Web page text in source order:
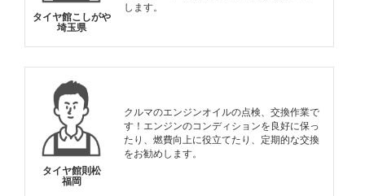
タイヤ館こしがや
埼玉県
します。
タイヤ館則松
福岡
クルマのエンジンオイルの点検、交換作業で
す！エンジンのコンディションを良好に保っ
たり、燃費向上に役立てたり、定期的な交換
をお勧めします。